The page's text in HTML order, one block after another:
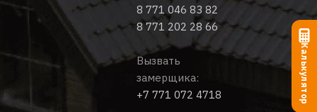
8 771 046 83 82
8 771 202 28 66
Вызвать
замерщика:
+7 771 072 4718
Калькулятор